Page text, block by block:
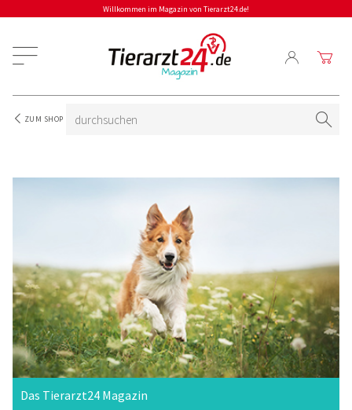
Willkommen im Magazin von Tierarzt24.de!
ZUM SHOP
Das Tierarzt24 Magazin